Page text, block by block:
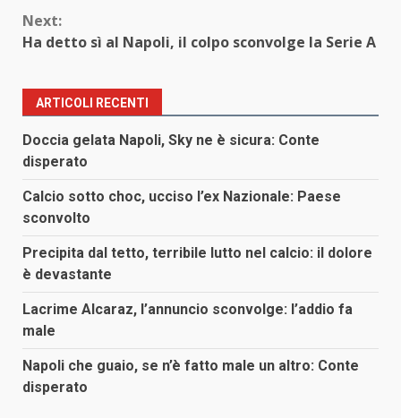
Next:
Ha detto sì al Napoli, il colpo sconvolge la Serie A
ARTICOLI RECENTI
Doccia gelata Napoli, Sky ne è sicura: Conte
disperato
Calcio sotto choc, ucciso l’ex Nazionale: Paese
sconvolto
Precipita dal tetto, terribile lutto nel calcio: il dolore
è devastante
Lacrime Alcaraz, l’annuncio sconvolge: l’addio fa
male
Napoli che guaio, se n’è fatto male un altro: Conte
disperato